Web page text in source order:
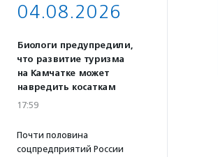
04.08.2026
Биологи предупредили,
что развитие туризма
на Камчатке может
навредить косаткам
17:59
Почти половина
соцпредприятий России